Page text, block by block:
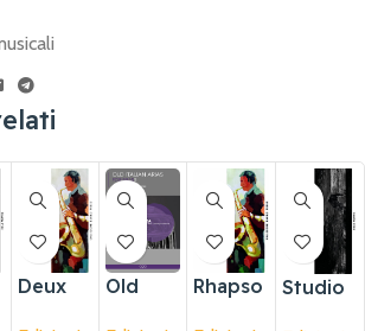
Deux
Old
Rhapso
Studio